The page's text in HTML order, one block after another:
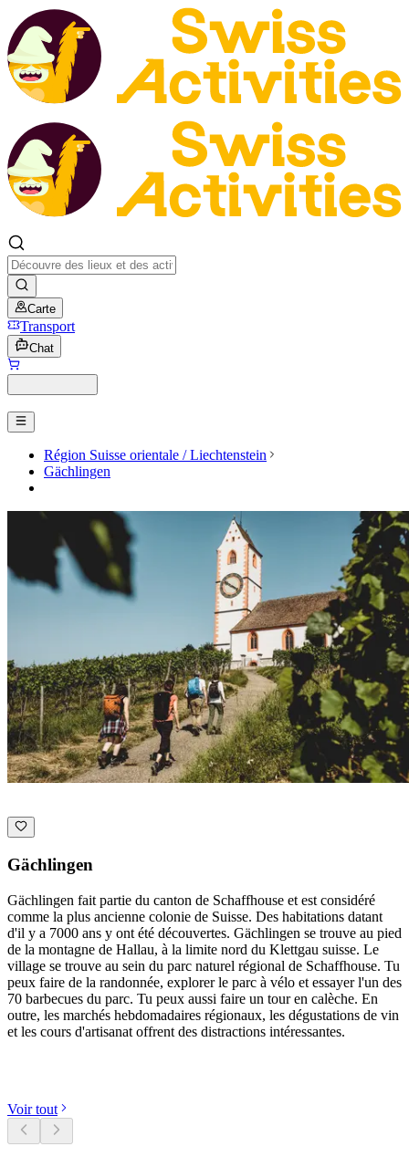
Carte
Transport
Chat
Région Suisse orientale / Liechtenstein
Gächlingen
Gächlingen
Gächlingen fait partie du canton de Schaffhouse et est considéré
comme la plus ancienne colonie de Suisse. Des habitations datant
d'il y a 7000 ans y ont été découvertes. Gächlingen se trouve au pied
de la montagne de Hallau, à la limite nord du Klettgau suisse. Le
village se trouve au sein du parc naturel régional de Schaffhouse. Tu
peux faire de la randonnée, explorer le parc à vélo et essayer l'un des
70 barbecues du parc. Tu peux aussi faire un tour en calèche. En
outre, les marchés hebdomadaires régionaux, les dégustations de vin
et les cours d'artisanat offrent des distractions intéressantes.
Voir tout